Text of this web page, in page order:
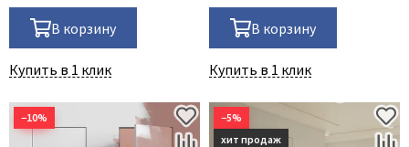
В корзину
Купить в 1 клик
В корзину
Купить в 1 клик
−10% −5%